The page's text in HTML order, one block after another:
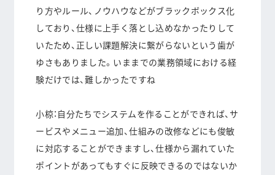
り方やルール、ノウハウなどがブラックボックス化
しており、仕様に上手く落とし込めなかったりして
いたため、正しい課題解決に繋がらないという歯が
ゆさもありました。いままでの業務領域における経
験だけでは、難しかったですね
小椋： 自分たちでシステムを作ることができれば、サ
ービスやメニュー追加、仕組みの改修などにも俊敏
に対応することができますし、仕様から漏れていた
ポイントがあってもすぐに反映できるのではないか